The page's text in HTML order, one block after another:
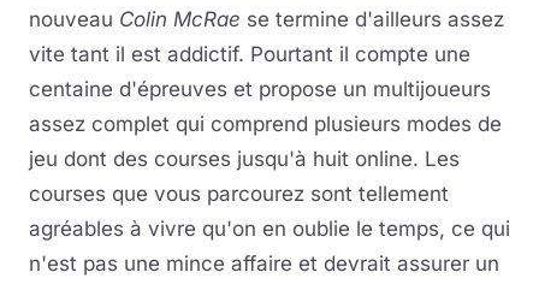
nouveau Colin McRae se termine d'ailleurs assez
vite tant il est addictif. Pourtant il compte une
centaine d'épreuves et propose un multijoueurs
assez complet qui comprend plusieurs modes de
jeu dont des courses jusqu'à huit online. Les
courses que vous parcourez sont tellement
agréables à vivre qu'on en oublie le temps, ce qui
n'est pas une mince affaire et devrait assurer un